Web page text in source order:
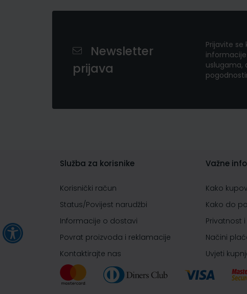
Newsletter
prijava
Prijavite se
uslugama,
Služba za korisnike
Korisnički račun
Status/Povijest narudžbi
Informacije o dostavi
Povrat proizvoda i reklamacije
Kontaktirajte nas
Važne
Kako
Kako do
Privatnost
Načini
Uvjeti